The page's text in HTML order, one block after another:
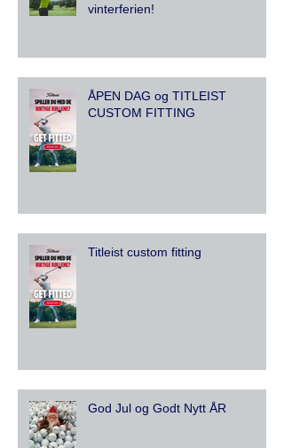
vinterferien!
ÅPEN DAG og TITLEIST
CUSTOM FITTING
Titleist custom fitting
God Jul og Godt Nytt ÅR